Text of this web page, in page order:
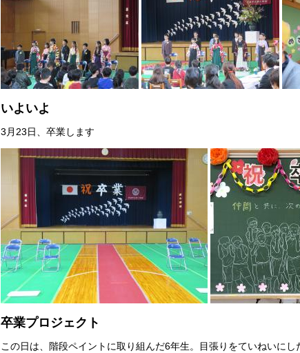
いよいよ
3月23日、卒業します
卒業プロジェクト
この日は、階段ペイントに取り組んだ6年生。目張りをていねいに